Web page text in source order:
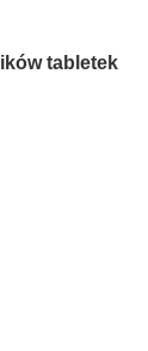
tabletek